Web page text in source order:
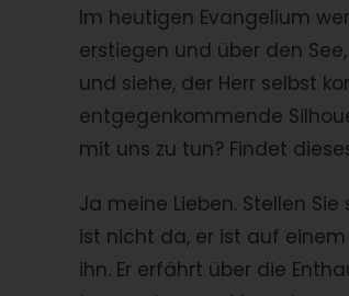
Im heutigen Evangelium
erstiegen und über den
und siehe, der Herr selbst
entgegenkommende
mit uns zu tun? Findet
Ja meine Lieben. Stellen
ist nicht da, er ist auf einem
ihn. Er erfährt über die